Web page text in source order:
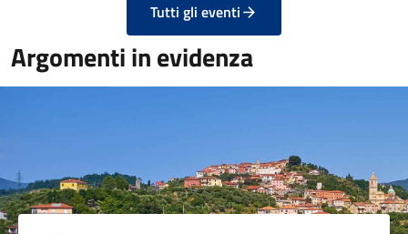
Tutti gli eventi
Argomenti in evidenza